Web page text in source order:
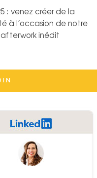
: venez créer de la
à l’occasion de notre
inédit